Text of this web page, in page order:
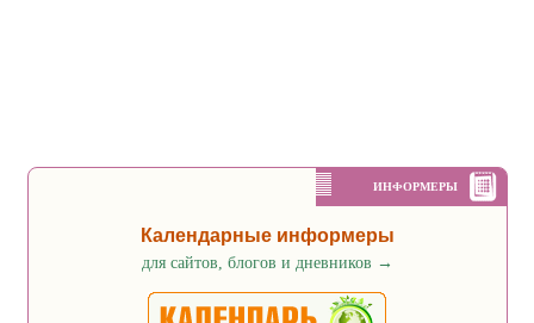
ИНФОРМЕРЫ
Календарные информеры
для сайтов, блогов и дневников →